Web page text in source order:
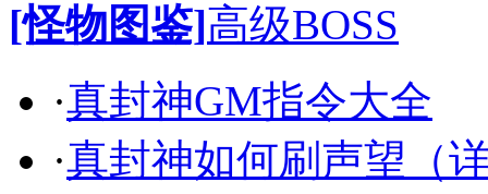
[怪物图鉴]高级BOSS
·真封神GM指令大全
·真封神如何刷声望（